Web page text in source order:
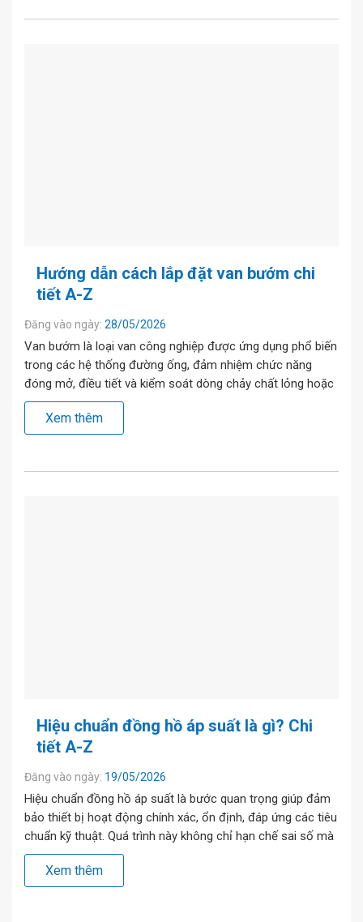
Hướng dẫn cách lắp đặt van bướm chi
tiết A-Z
Đăng vào ngày: 28/05/2026
Van bướm là loại van công nghiệp được ứng dụng phổ biến
trong các hệ thống đường ống, đảm nhiệm chức năng
đóng mở, điều tiết và kiểm soát dòng chảy chất lỏng hoặc
khí. Tuy nhiên, van bướm có thiết kế khá đa dạng về kiểu
dáng và phương thức kết nối, mỗi loại […]
Xem thêm
Hiệu chuẩn đồng hồ áp suất là gì? Chi
tiết A-Z
Đăng vào ngày: 19/05/2026
Hiệu chuẩn đồng hồ áp suất là bước quan trọng giúp đảm
bảo thiết bị hoạt động chính xác, ổn định, đáp ứng các tiêu
chuẩn kỹ thuật. Quá trình này không chỉ hạn chế sai số mà
còn tăng độ tin cậy của kết quả đo, đảm bảo an toàn cho
toàn bộ hệ […]
Xem thêm